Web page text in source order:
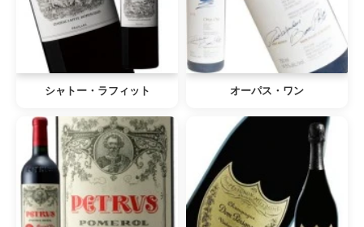
シャトー・ラフィット オーパス・ワン